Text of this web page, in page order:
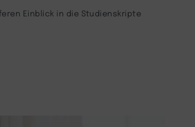
Einblick in die Studienskripte